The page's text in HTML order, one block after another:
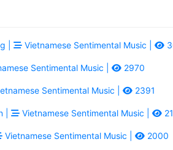
| Vietnamese Sentimental Music |
Sentimental Music | 2970
Sentimental Music | 2391
| Vietnamese Sentimental Music |
Vietnamese Sentimental Music | 2000